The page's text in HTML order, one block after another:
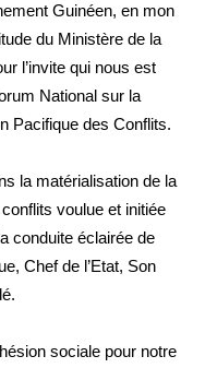
Guinéen, en mon
du Ministère de la
l’invite qui nous est
National sur la
Pacifique des Conflits.
la matérialisation de la
voulue et initiée
conduite éclairée de
Chef de l’Etat, Son
sociale pour notre